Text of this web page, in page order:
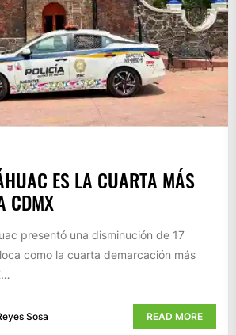
ES LA CUARTA MÁS
CDMX
presentó una disminución de 17
como la cuarta demarcación más
Sosa READ MORE